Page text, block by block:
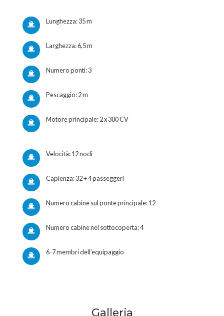
Lunghezza: 35 m
Larghezza: 6,5 m
Numero ponti: 3
Pescaggio: 2 m
Motore principale: 2 x 300 CV
Velocità: 12 nodi
Capienza: 32 + 4 passeggeri
Numero cabine sul ponte principale: 12
Numero cabine nel sottocoperta: 4
6-7 membri dell’equipaggio
Galleria